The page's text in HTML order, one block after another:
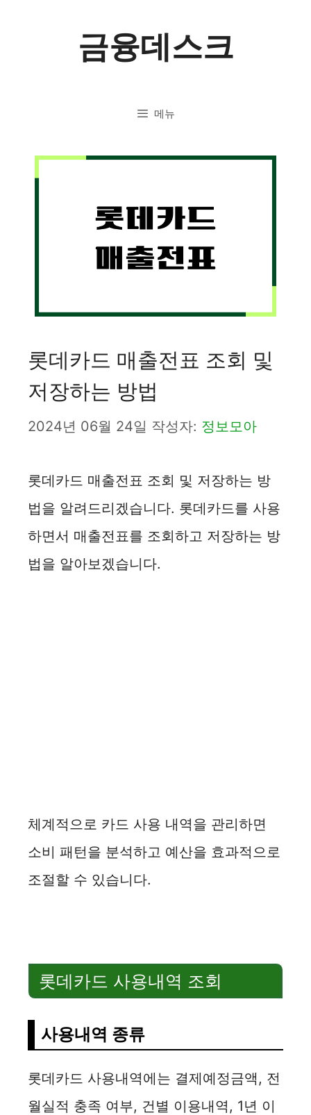
금융데스크
메뉴
롯데카드 매출전표 조회 및
저장하는 방법
2024년 06월 24일 작성자: 정보모아
롯데카드 매출전표 조회 및 저장하는 방
법을 알려드리겠습니다. 롯데카드를 사용
하면서 매출전표를 조회하고 저장하는 방
법을 알아보겠습니다.
체계적으로 카드 사용 내역을 관리하면
소비 패턴을 분석하고 예산을 효과적으로
조절할 수 있습니다.
롯데카드 사용내역 조회
사용내역 종류
롯데카드 사용내역에는 결제예정금액, 전
월실적 충족 여부, 건별 이용내역, 1년 이